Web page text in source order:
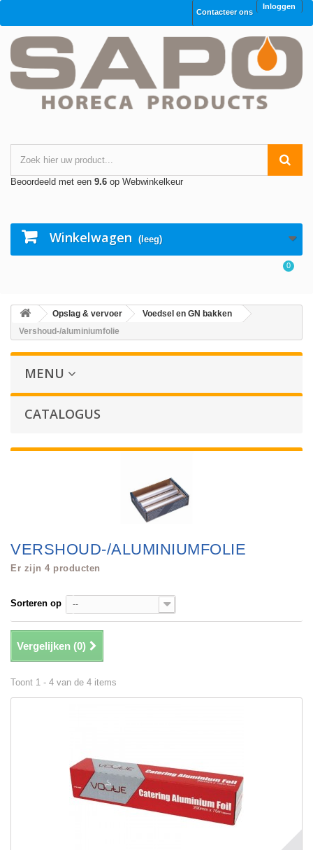
Inloggen
Contacteer ons
Beoordeeld met een 9.6 op Webwinkelkeur
Winkelwagen (leeg)
0
Opslag & vervoer
Voedsel en GN bakken
Vershoud-/aluminiumfolie
MENU
CATALOGUS
VERSHOUD-/ALUMINIUMFOLIE
Er zijn 4 producten
Sorteren op --
Vergelijken (0)
Toont 1 - 4 van de 4 items